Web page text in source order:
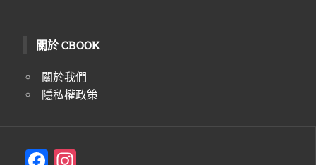
關於 CBOOK
關於我們
隱私權政策